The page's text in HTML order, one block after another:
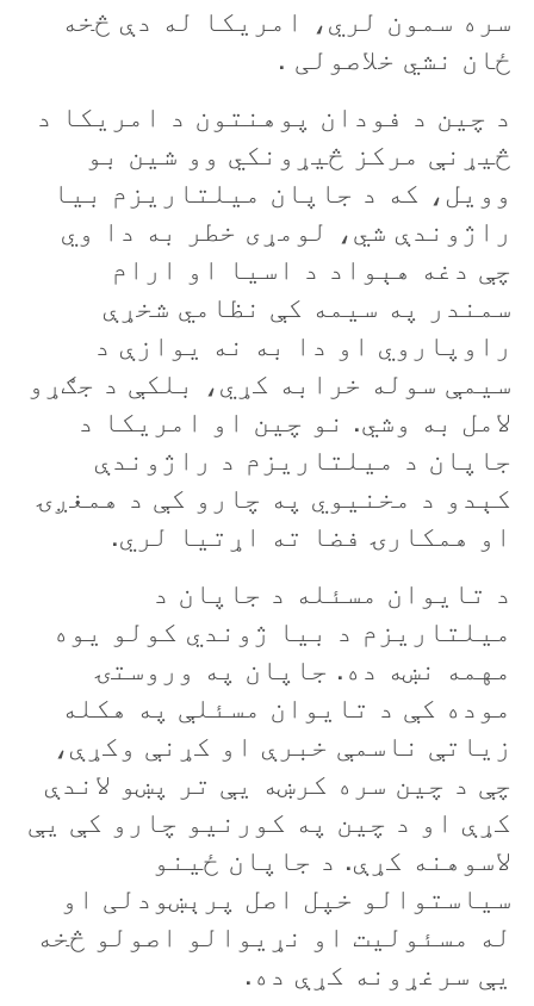
سره سمون لري، امريکا له دې څخه
ځان نشي خلاصولی .
د چين د فودان پوهنتون د امريکا د
څيړنې مرکز څيړونکي وو شين بو
وويل، که د جاپان ميلتاريزم بيا
راژوندې شي، لومړی خطر به دا وي
چې دغه هېواد د اسيا او ارام
سمندر په سيمه کې نظامي شخړې
راوپاروي او دا به نه يوازې د
سيمې سوله خرابه کړي، بلکې د جګړو
لامل به وشي. نو چين او امريکا د
جاپان د ميلتاريزم د راژوندې
کېدو د مخنيوي په چارو کې د همغږۍ
او همکارۍ فضا ته اړتيا لري.
د تايوان مسئله د جاپان د
ميلتاريزم د بيا ژوندي کولو يوه
مهمه نښه ده. جاپان په وروستۍ
موده کې د تايوان مسئلې په هکله
زياتې ناسمې خبرې او کړنې وکړې،
چې د چين سره کرښه يې تر پښو لاندې
کړې او د چين په کورنيو چارو کې يې
لاسوهنه کړې. د جاپان ځينو
سياستوالو خپل اصل پرېښودلی او
له مسئوليت او نړيوالو اصولو څخه
يې سرغړونه کړې ده.